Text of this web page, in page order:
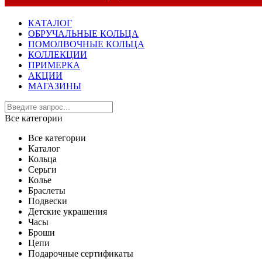
КАТАЛОГ
ОБРУЧАЛЬНЫЕ КОЛЬЦА
ПОМОЛВОЧНЫЕ КОЛЬЦА
КОЛЛЕКЦИИ
ПРИМЕРКА
АКЦИИ
МАГАЗИНЫ
Все категории
Все категории
Каталог
Кольца
Серьги
Колье
Браслеты
Подвески
Детские украшения
Часы
Броши
Цепи
Подарочные сертификаты